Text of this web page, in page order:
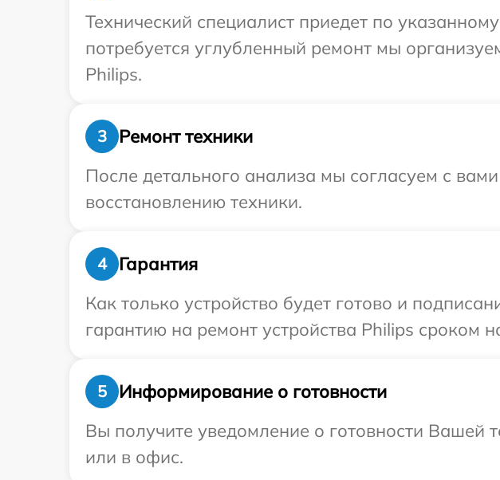
Технический специалист приедет по
потребуется углубленный ремонт мы
Philips.
3
Ремонт техники
После детального анализа мы согласуем с
восстановлению техники.
4
Гарантия
Как только устройство будет готово и
гарантию на ремонт устройства Philips сроком
5
Информирование о готовности
Вы получите уведомление о готовности Вашей
или в офис.